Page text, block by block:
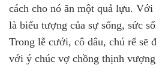
cách cho nó ăn một quả lựu.
là biểu tượng của sự sống, sức
Trong lễ cưới, cô dâu, chú rể sẽ
với ý chúc vợ chồng thịnh